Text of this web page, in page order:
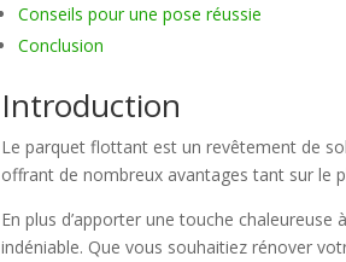
Conseils pour une pose réussie
Conclusion
Introduction
Le parquet flottant est un revêtement de
offrant de nombreux avantages tant sur le
En plus d’apporter une touche
indéniable. Que vous souhaitiez rénover